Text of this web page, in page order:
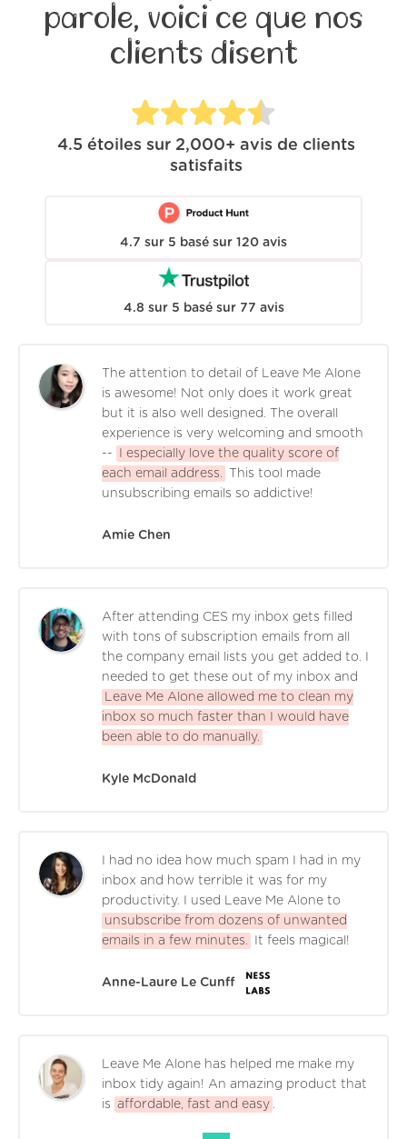
parole, voici ce que nos
clients disent
4.5 étoiles sur 2,000+ avis de clients
satisfaits
4.7 sur 5 basé sur 120 avis
4.8 sur 5 basé sur 77 avis
The attention to detail of Leave Me Alone
is awesome! Not only does it work great
but it is also well designed. The overall
experience is very welcoming and smooth
--
I especially love the quality score of
each email address.
This tool made
unsubscribing emails so addictive!
Amie Chen
After attending CES my inbox gets filled
with tons of subscription emails from all
the company email lists you get added to. I
needed to get these out of my inbox and
Leave Me Alone allowed me to clean my
inbox so much faster than I would have
been able to do manually.
Kyle McDonald
I had no idea how much spam I had in my
inbox and how terrible it was for my
productivity. I used Leave Me Alone to
unsubscribe from dozens of unwanted
emails in a few minutes.
It feels magical!
Anne-Laure Le Cunff
Leave Me Alone has helped me make my
inbox tidy again! An amazing product that
is affordable, fast and easy